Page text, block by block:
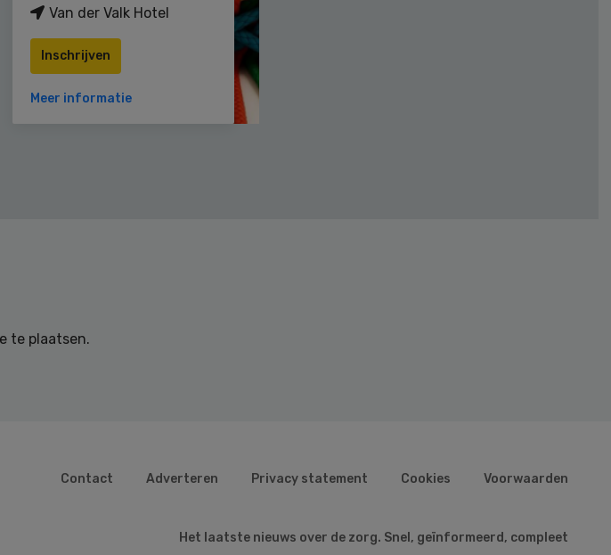
Van der Valk Hotel
Inschrijven
Meer informatie
te plaatsen.
Contact Adverteren Privacy statement Cookies Voorwaarden
Het laatste nieuws over de zorg. Snel, geïnformeerd, compleet